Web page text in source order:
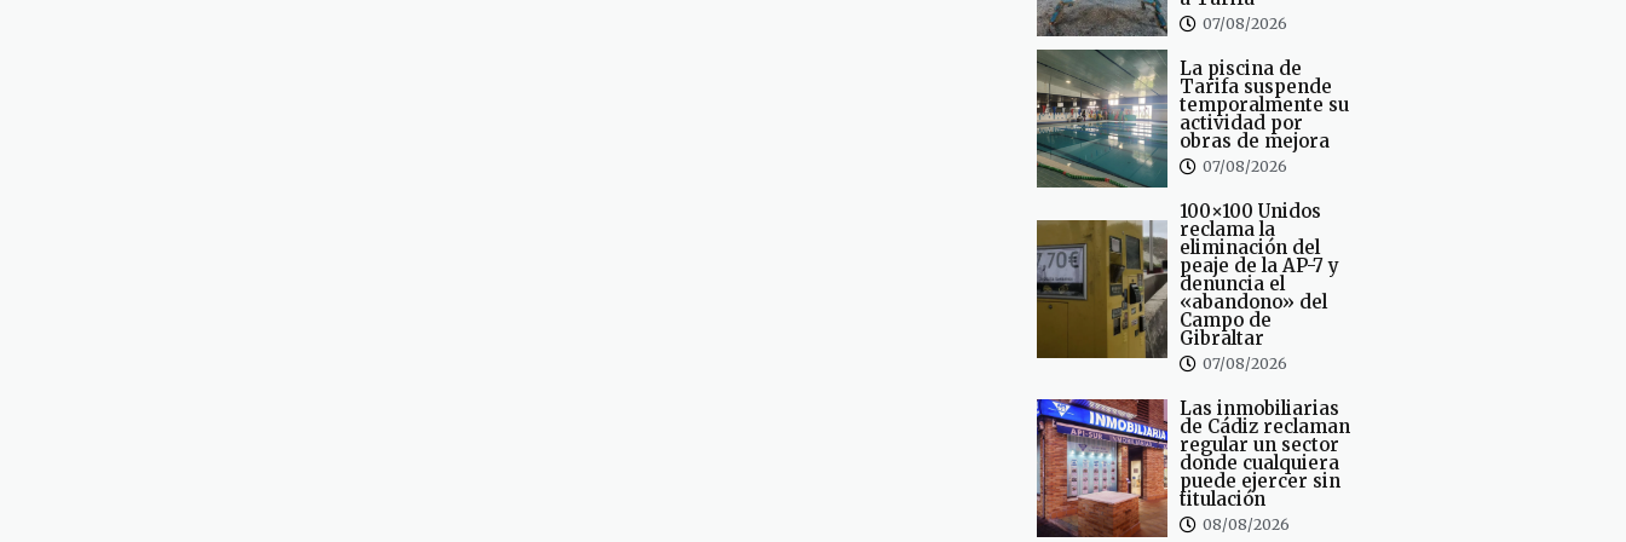
07/08/2026
La piscina de
Tarifa suspende
temporalmente su
actividad por
obras de mejora
07/08/2026
100×100 Unidos
reclama la
eliminación del
peaje de la AP-7 y
denuncia el
«abandono» del
Campo de
Gibraltar
07/08/2026
Las inmobiliarias
de Cádiz reclaman
regular un sector
donde cualquiera
puede ejercer sin
titulación
08/08/2026